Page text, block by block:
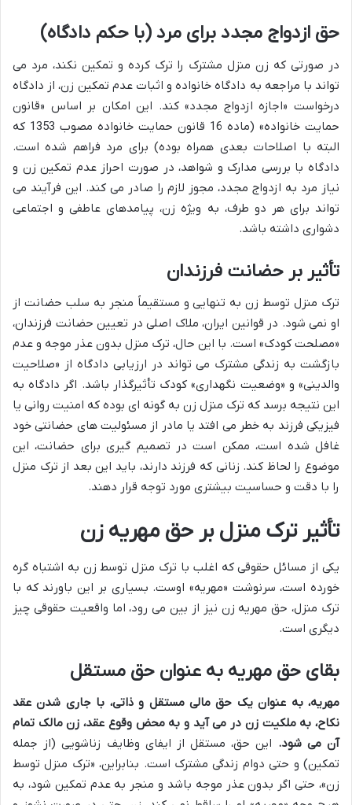
حق ازدواج مجدد برای مرد (با حکم دادگاه)
در صورتی که زن منزل مشترک را ترک کرده و تمکین نکند، مرد می
تواند با مراجعه به دادگاه خانواده و اثبات عدم تمکین زن، از دادگاه
درخواست «اجازه ازدواج مجدد» کند. این امکان بر اساس «قانون
حمایت خانواده» (ماده 16 قانون حمایت خانواده مصوب 1353 که
البته با اصلاحات بعدی همراه بوده) برای مرد فراهم شده است.
دادگاه با بررسی مدارک و شواهد، در صورت احراز عدم تمکین زن و
نیاز مرد به ازدواج مجدد، مجوز لازم را صادر می کند. این فرآیند می
تواند برای هر دو طرف، به ویژه زن، پیامدهای عاطفی و اجتماعی
دشواری داشته باشد.
تأثیر بر حضانت فرزندان
ترک منزل توسط زن به تنهایی و مستقیماً منجر به سلب حضانت از
او نمی شود. در قوانین ایران، ملاک اصلی در تعیین حضانت فرزندان،
«مصلحت کودک» است. با این حال، ترک منزل بدون عذر موجه و عدم
بازگشت به زندگی مشترک می تواند در ارزیابی دادگاه از «صلاحیت
والدینی» و «وضعیت نگهداری» کودک تأثیرگذار باشد. اگر دادگاه به
این نتیجه برسد که ترک منزل زن به گونه ای بوده که امنیت روانی یا
فیزیکی فرزند به خطر می افتد یا مادر از مسئولیت های حضانتی خود
غافل شده است، ممکن است در تصمیم گیری برای حضانت، این
موضوع را لحاظ کند. زنانی که فرزند دارند، باید این بعد از ترک منزل
را با دقت و حساسیت بیشتری مورد توجه قرار دهند.
تأثیر ترک منزل بر حق مهریه زن
یکی از مسائل حقوقی که اغلب با ترک منزل توسط زن به اشتباه گره
خورده است، سرنوشت «مهریه» اوست. بسیاری بر این باورند که با
ترک منزل، حق مهریه زن نیز از بین می رود، اما واقعیت حقوقی چیز
دیگری است.
بقای حق مهریه به عنوان حق مستقل
مهریه، به عنوان یک حق مالی مستقل و ذاتی، با جاری شدن عقد
نکاح، به ملکیت زن در می آید و به محض وقوع عقد، زن مالک تمام
آن می شود. این حق، مستقل از ایفای وظایف زناشویی (از جمله
تمکین) و حتی دوام زندگی مشترک است. بنابراین، «ترک منزل توسط
زن»، حتی اگر بدون عذر موجه باشد و منجر به عدم تمکین شود، به